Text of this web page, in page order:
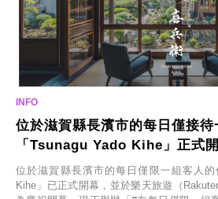
位於滋賀縣長濱市的每日僅接
「Tsunagu Yado Kihe」正式
位於滋賀縣長濱市的每日僅限一組客人的
Kihe」已正式開幕，並於樂天旅遊（